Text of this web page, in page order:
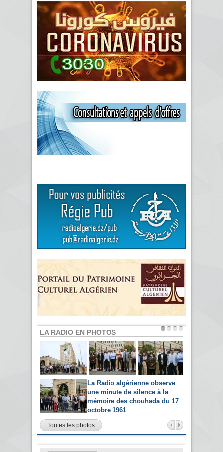
LA RADIO EN PHOTOS
La Radio algérienne observe
une minute de silence à la
mémoire des chouhada du 17
octobre 1961
Toutes les photos